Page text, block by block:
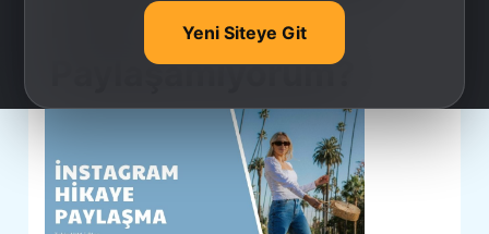
Yeni Siteye Git
Hikaye
Paylaşamıyorum?